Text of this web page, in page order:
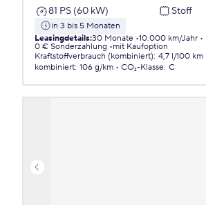
81 PS (60 kW)
Stoff
in 3 bis 5 Monaten
Leasingdetails:30 Monate 10.000 km/Jahr
0 € Sonderzahlung
mit Kaufoption
Kraftstoffverbrauch (kombiniert): 4,7 l/100 km
kombiniert: 106 g/km CO₂-Klasse: C